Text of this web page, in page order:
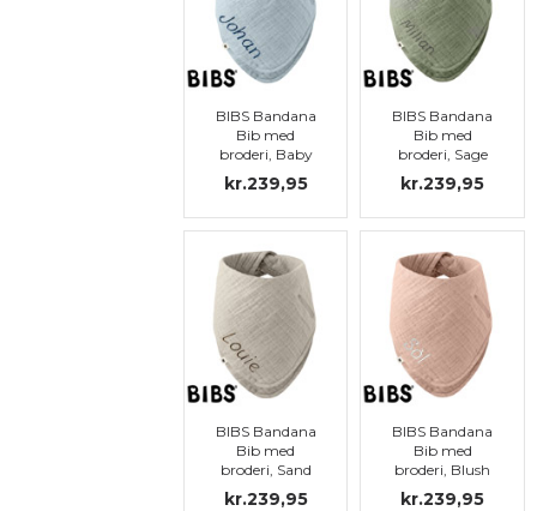
BIBS Bandana
Bib med
broderi, Baby
blue
kr.239,95
BIBS Bandana
Bib med
broderi, Sage
kr.239,95
BIBS Bandana
Bib med
broderi, Sand
kr.239,95
BIBS Bandana
Bib med
broderi, Blush
kr.239,95